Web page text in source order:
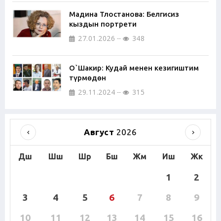
Мадина Тлостанова: Белгисиз
кыздын портрети
27.01.2026 348
О`Шакир: Кудай менен кезигиштим
түрмөдөн
29.11.2024 315
Август 2026
Дш Шш Шр Бш Жм Иш Жк
1
2
3
4 5 6 7 8
9
10
11 12 13 14 15 16